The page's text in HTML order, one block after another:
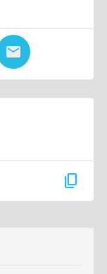
content_copy